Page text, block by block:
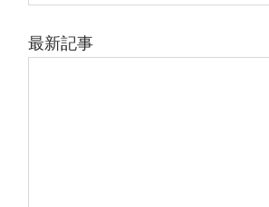
最新記事